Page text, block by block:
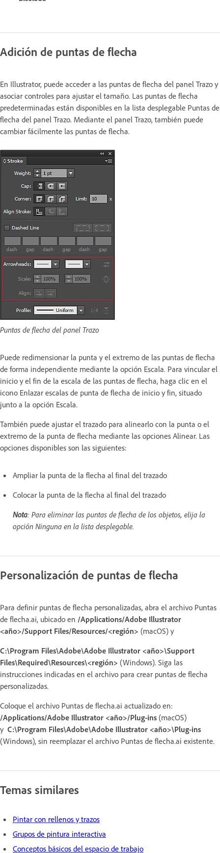
Adición de puntas de flecha
En Illustrator, puede acceder a las puntas de flecha del panel Trazo y
asociar controles para ajustar el tamaño. Las puntas de flecha
predeterminadas están disponibles en la lista desplegable Puntas de
flecha del panel Trazo. Mediante el panel Trazo, también puede
cambiar fácilmente las puntas de flecha.
Puntas de flecha del panel Trazo
Puede redimensionar la punta y el extremo de las puntas de flecha
de forma independiente mediante la opción Escala. Para vincular el
inicio y el fin de la escala de las puntas de flecha, haga clic en el
icono Enlazar escalas de punta de flecha de inicio y fin, situado
junto a la opción Escala.
También puede ajustar el trazado para alinearlo con la punta o el
extremo de la punta de flecha mediante las opciones Alinear. Las
opciones disponibles son las siguientes:
Ampliar la punta de la flecha al final del trazado
Colocar la punta de la flecha al final del trazado
Nota: Para eliminar las puntas de flecha de los objetos, elija la
opción Ninguna en la lista desplegable.
Personalización de puntas de flecha
Para definir puntas de flecha personalizadas, abra el archivo Puntas
de flecha.ai, ubicado en /Applications/Adobe Illustrator
<año>/Support Files/Resources/<región> (macOS) y
C:\Program Files\Adobe\Adobe Illustrator <año>\Support
Files\Required\Resources\<región> (Windows). Siga las
instrucciones indicadas en el archivo para crear puntas de flecha
personalizadas.
Coloque el archivo Puntas de flecha.ai actualizado en:
/Applications/Adobe Illustrator <año>/Plug-ins (macOS)
y C:\Program Files\Adobe\Adobe Illustrator <año>\Plug-ins
(Windows), sin reemplazar el archivo Puntas de flecha.ai existente.
Temas similares
Pintar con rellenos y trazos
Grupos de pintura interactiva
Conceptos básicos del espacio de trabajo